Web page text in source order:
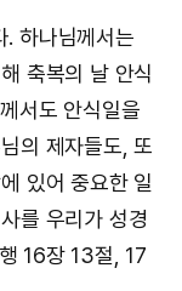
. 하나님께서는
축복의 날 안식
서도 안식일을
의 제자들도, 또
있어 중요한 일
를 우리가 성경
16장 13절, 17